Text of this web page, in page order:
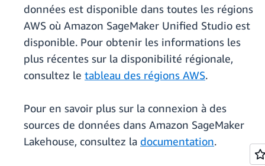
données est disponible dans toutes les régions
AWS où Amazon SageMaker Unified Studio est
disponible. Pour obtenir les informations les
plus récentes sur la disponibilité régionale,
consultez le tableau des régions AWS.
Pour en savoir plus sur la connexion à des
sources de données dans Amazon SageMaker
Lakehouse, consultez la documentation.